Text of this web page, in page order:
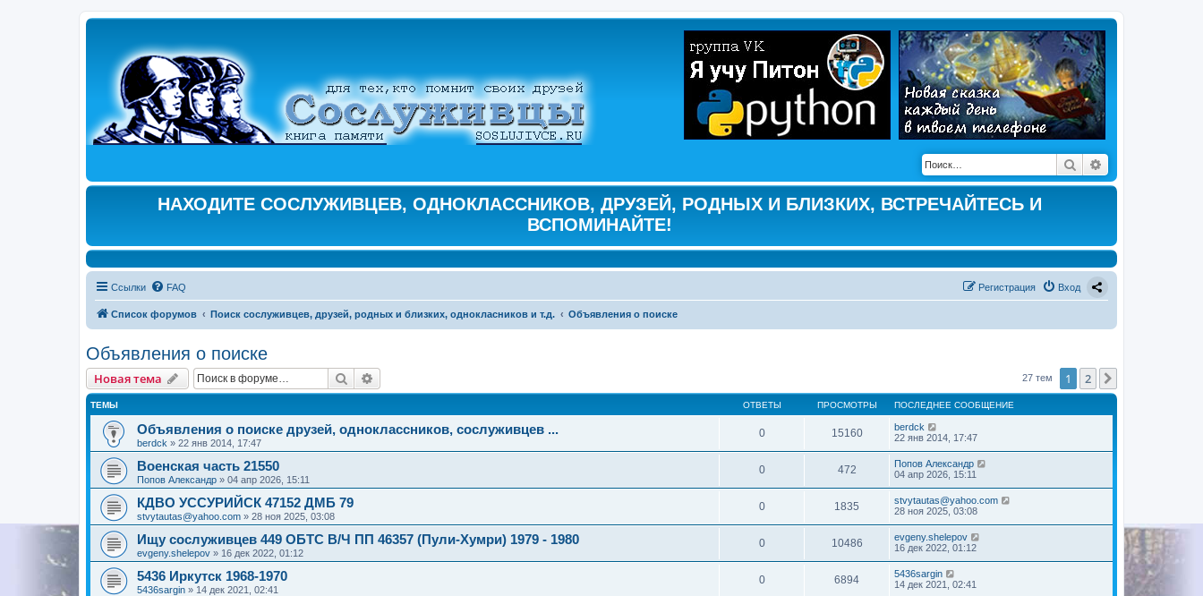
Поиск
НАХОДИТЕ СОСЛУЖИВЦЕВ, ОДНОКЛАССНИКОВ, ДРУЗЕЙ, РОДНЫХ И БЛИЗКИХ, ВСТРЕЧАЙТЕСЬ И
ВСПОМИНАЙТЕ!
Ссылки FAQ Вход
Регистрация
Список форумов Поиск сослуживцев, друзей, родных и близких, однокласников и т.д. Объявления о поиске
Объявления о поиске
Новая тема Поиск 27 тем 1 2
ТЕМЫ ОТВЕТЫ ПРОСМОТРЫ ПОСЛЕДНЕЕ СООБЩЕНИЕ
Объявления о поиске друзей, одноклассников, сослуживцев ...
berdck » 22 янв 2014, 17:47
0 15160
berdck
22 янв 2014, 17:47
Военская часть 21550
Попов Александр » 04 апр 2026, 15:11
0 472
Попов Александр
04 апр 2026, 15:11
КДВО УССУРИЙСК 47152 ДМБ 79
stvytautas@yahoo.com » 28 ноя 2025, 03:08
0 1835
stvytautas@yahoo.com
28 ноя 2025, 03:08
Ищу сослуживцев 449 ОБТС В/Ч ПП 46357 (Пули-Хумри) 1979 - 1980
evgeny.shelepov » 16 дек 2022, 01:12
0 10486
evgeny.shelepov
16 дек 2022, 01:12
5436 Иркутск 1968-1970
5436sargin » 14 дек 2021, 02:41
0 6894
5436sargin
14 дек 2021, 02:41